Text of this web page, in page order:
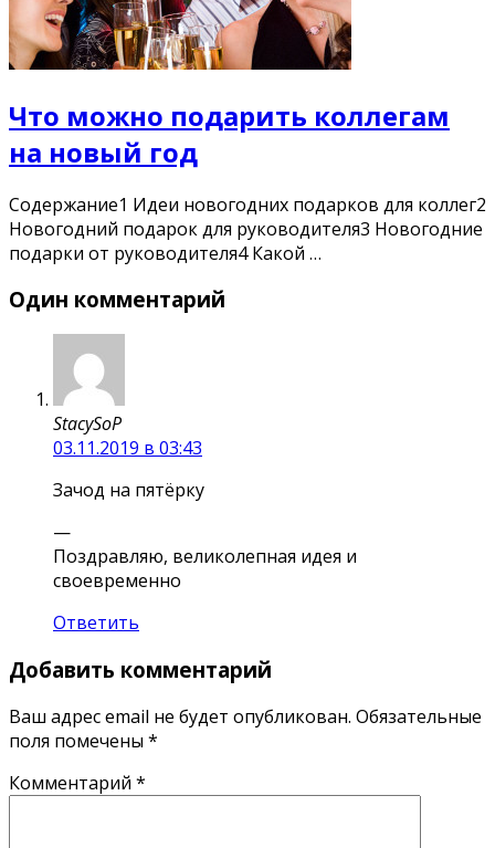
Что можно подарить коллегам
на новый год
Содержание1 Идеи новогодних подарков для коллег2
Новогодний подарок для руководителя3 Новогодние
подарки от руководителя4 Какой …
Один комментарий
StacySoP
03.11.2019 в 03:43
Зачод на пятёрку
—
Поздравляю, великолепная идея и
своевременно
Ответить
Добавить комментарий
Ваш адрес email не будет опубликован. Обязательные
поля помечены *
Комментарий *